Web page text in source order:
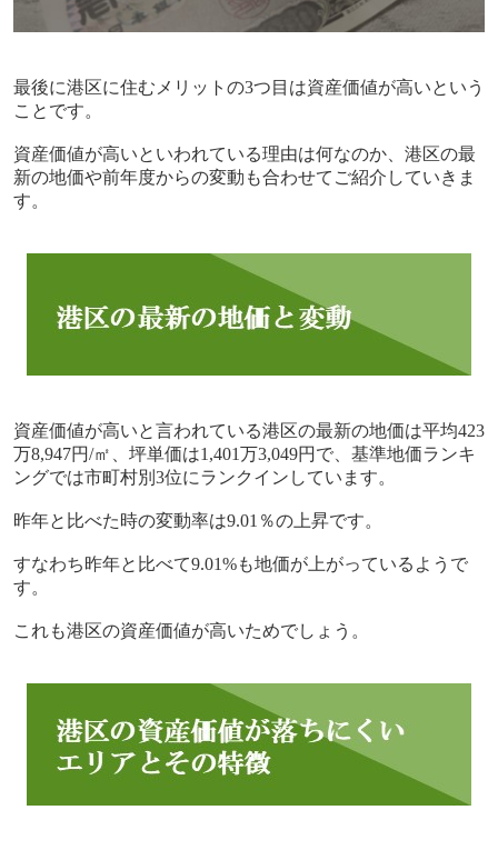
最後に港区に住むメリットの3つ目は資産価値が高いという
ことです。
資産価値が高いといわれている理由は何なのか、港区の最
新の地価や前年度からの変動も合わせてご紹介していきま
す。
資産価値が高いと言われている港区の最新の地価は平均423
万8,947円/㎡、坪単価は1,401万3,049円で、基準地価ランキ
ングでは市町村別 3位にランクインしています。
昨年と比べた時の変動率は9.01 ％の上昇です。
すなわち昨年と比べて9.01%も地価が上がっているようで
す。
これも港区の資産価値が高いためでしょう。